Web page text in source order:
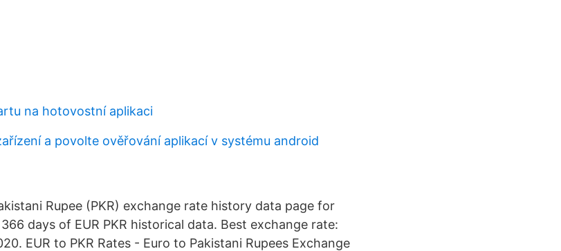
na hotovostní aplikaci
a povolte ověřování aplikací v systému android
Rupee (PKR) exchange rate history data page for
days of EUR PKR historical data. Best exchange rate:
EUR to PKR Rates - Euro to Pakistani Rupees Exchange